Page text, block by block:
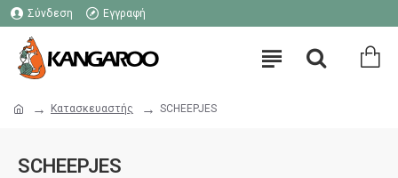
Σύνδεση Εγγραφή
Κατασκευαστής SCHEEPJES
SCHEEPJES